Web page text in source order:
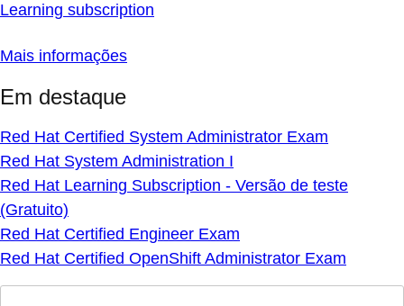
Learning subscription
Mais informações
Em destaque
Red Hat Certified System Administrator Exam
Red Hat System Administration I
Red Hat Learning Subscription - Versão de teste
(Gratuito)
Red Hat Certified Engineer Exam
Red Hat Certified OpenShift Administrator Exam